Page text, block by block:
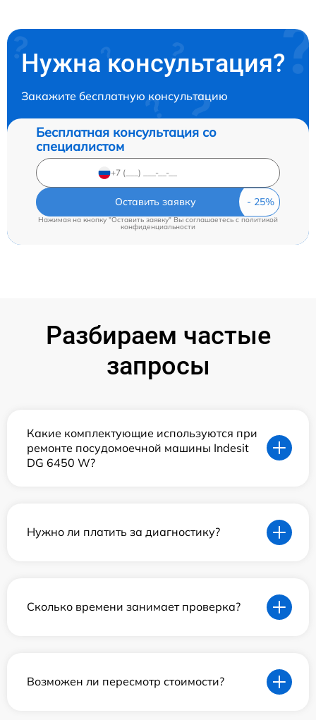
Нужна консультация?
Закажите бесплатную консультацию
Бесплатная консультация со
специалистом
Оставить заявку
Нажимая на кнопку "Оставить заявку" Вы соглашаетесь cполитикой
конфиденциальности
Разбираем частые
запросы
Какие комплектующие используются при
ремонте посудомоечной машины Indesit
DG 6450 W?
Нужно ли платить за диагностику?
Сколько времени занимает проверка?
Возможен ли пересмотр стоимости?